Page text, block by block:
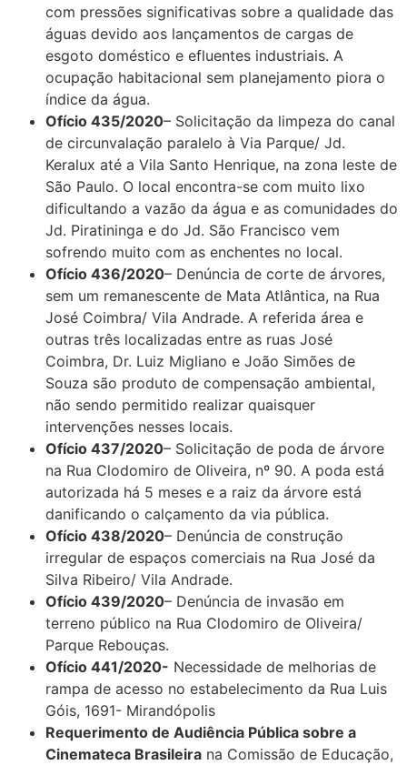
com pressões significativas sobre a qualidade das
águas devido aos lançamentos de cargas de
esgoto doméstico e efluentes industriais. A
ocupação habitacional sem planejamento piora o
índice da água.
Ofício 435/2020– Solicitação da limpeza do canal
de circunvalação paralelo à Via Parque/ Jd.
Keralux até a Vila Santo Henrique, na zona leste de
São Paulo. O local encontra-se com muito lixo
dificultando a vazão da água e as comunidades do
Jd. Piratininga e do Jd. São Francisco vem
sofrendo muito com as enchentes no local.
Ofício 436/2020– Denúncia de corte de árvores,
sem um remanescente de Mata Atlântica, na Rua
José Coimbra/ Vila Andrade. A referida área e
outras três localizadas entre as ruas José
Coimbra, Dr. Luiz Migliano e João Simões de
Souza são produto de compensação ambiental,
não sendo permitido realizar quaisquer
intervenções nesses locais.
Ofício 437/2020– Solicitação de poda de árvore
na Rua Clodomiro de Oliveira, nº 90. A poda está
autorizada há 5 meses e a raiz da árvore está
danificando o calçamento da via pública.
Ofício 438/2020– Denúncia de construção
irregular de espaços comerciais na Rua José da
Silva Ribeiro/ Vila Andrade.
Ofício 439/2020– Denúncia de invasão em
terreno público na Rua Clodomiro de Oliveira/
Parque Rebouças.
Ofício 441/2020- Necessidade de melhorias de
rampa de acesso no estabelecimento da Rua Luis
Góis, 1691- Mirandópolis
Requerimento de Audiência Pública sobre a
Cinemateca Brasileira na Comissão de Educação,